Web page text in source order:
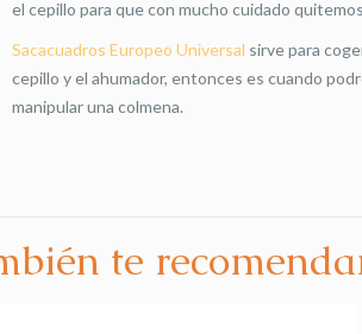
el cepillo para que con mucho cuidado
Sacacuadros Europeo Universal sirve para
cepillo y el ahumador, entonces es cuando
manipular una colmena.
te